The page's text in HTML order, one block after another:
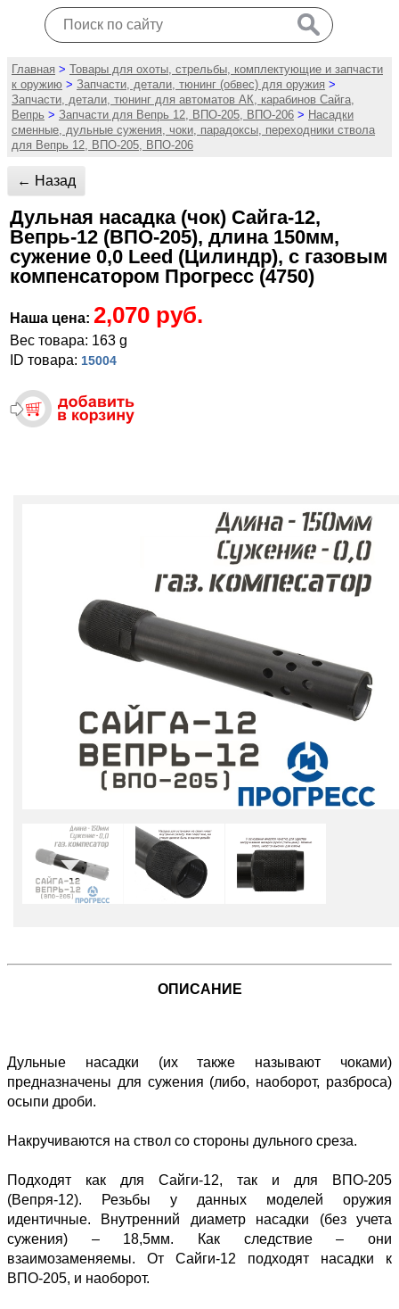
Главная > Товары для охоты, стрельбы, комплектующие и запчасти
к оружию > Запчасти, детали, тюнинг (обвес) для оружия >
Запчасти, детали, тюнинг для автоматов АК, карабинов Сайга,
Вепрь > Запчасти для Вепрь 12, ВПО-205, ВПО-206 > Насадки
сменные, дульные сужения, чоки, парадоксы, переходники ствола
для Вепрь 12, ВПО-205, ВПО-206
← Назад
Дульная насадка (чок) Сайга-12,
Вепрь-12 (ВПО-205), длина 150мм,
сужение 0,0 Leed (Цилиндр), с газовым
компенсатором Прогресс (4750)
Наша цена: 2,070 руб.
Вес товара: 163 g
ID товара: 15004
ОПИСАНИЕ
Дульные насадки (их также называют чоками)
предназначены для сужения (либо, наоборот, разброса)
осыпи дроби.
Накручиваются на ствол со стороны дульного среза.
Подходят как для Сайги-12, так и для ВПО-205
(Вепря-12). Резьбы у данных моделей оружия
идентичные. Внутренний диаметр насадки (без учета
сужения) – 18,5мм. Как следствие – они
взаимозаменяемы. От Сайги-12 подходят насадки к
ВПО-205, и наоборот.